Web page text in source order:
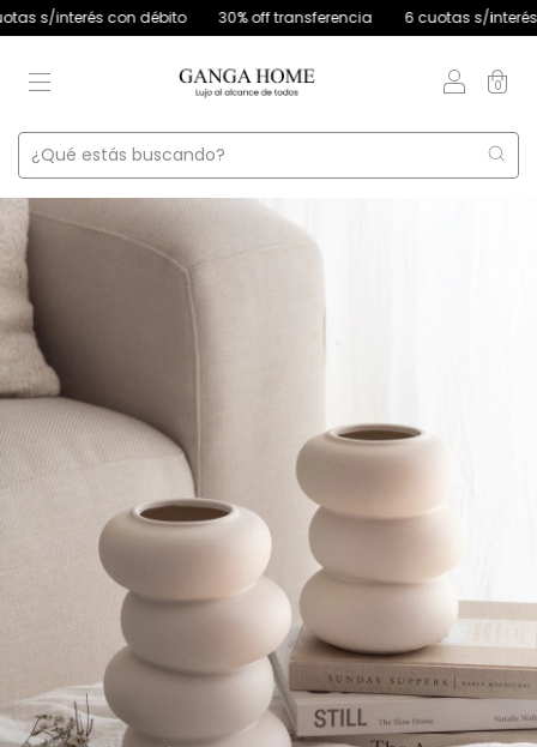
s/interés con débito 30% off transferencia 6 cuotas s/interés sin
0